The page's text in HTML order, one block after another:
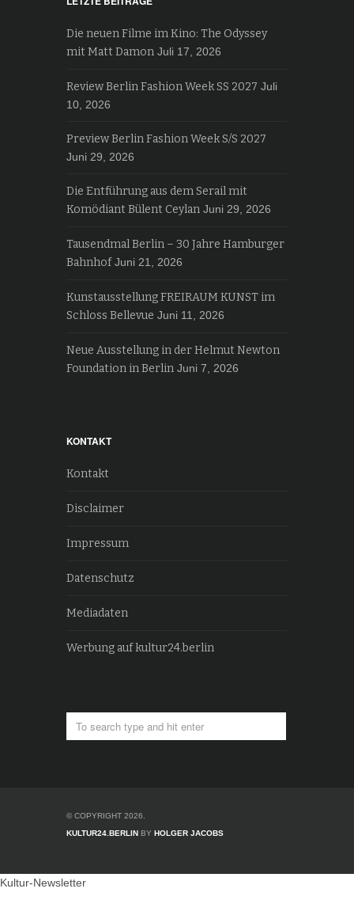
Die neuen Filme im Kino: The Odyssey
mit Matt Damon Juli 17, 2026
Review Berlin Fashion Week SS 2027 Juli
10, 2026
Preview Berlin Fashion Week S/S 2027
Juni 29, 2026
Die Entführung aus dem Serail mit
Komödiant Bülent Ceylan Juni 29, 2026
Tausendmal Berlin – 30 Jahre Hamburger
Bahnhof Juni 21, 2026
Kunstausstellung FREIRAUM KUNST im
Schloss Bellevue Juni 11, 2026
Neue Ausstellung in der Helmut Newton
Foundation in Berlin Juni 7, 2026
KONTAKT
Kontakt
Disclaimer
Impressum
Datenschutz
Mediadaten
Werbung auf kultur24.berlin
© COPYRIGHT 2026.
KULTUR24.BERLINBY HOLGER JACOBS
Kultur-Newsletter